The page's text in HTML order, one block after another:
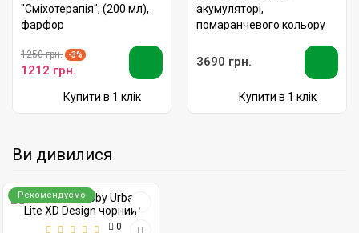
"Сміхотерапія", (200 мл),
фарфор
1250 грн. -3%
1212 грн.
Купити в 1 клік
акумуляторі,
помаранчевого кольору
3690 грн.
Купити в 1 клік
Ви дивилися
Рекомендуємо
0